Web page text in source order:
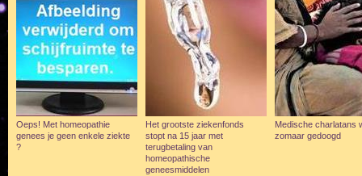
Oeps! Met homeopathie
genees je geen enkele ziekte
?
Het grootste ziekenfonds
stopt na 15 jaar met
terugbetaling van
homeopathische
geneesmiddelen
Medische charlatans
zomaar gedoogd